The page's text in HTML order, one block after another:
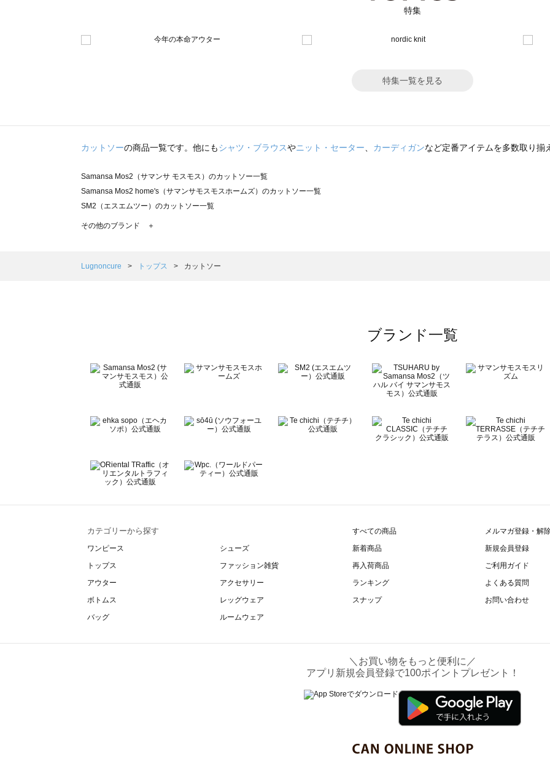
特集
特集一覧を見る
カットソーの商品一覧です。他にもシャツ・ブラウスやニット・セーター カーディガンなど定番アイテムを多数取り揃
Samansa Mos2（サマンサ モスモス）のカットソー一覧
Samansa Mos2 home's（サマンサモスモスホームズ）のカットソー一覧
SM2（エスエムツー）のカットソー一覧
TSUHARU by Samansa Mos2（ツハルバイサマンサモスモス）のカットソー一覧
Samansa Mos2 Lagom（サマンサモスモス ラーゴム）のカットソー一覧
BETTY'S BLUE（べティーズブルー）のカットソー一覧
Wpc.（ワールドパーティー）のカットソー一覧
その他のブランド ＋
Lugnoncure トップス カットソー
ブランド一覧
カテゴリーから探す
ワンピース
トップス
アウター
ボトムス
バッグ
シューズ
ファッション雑貨
アクセサリー
レッグウェア
ルームウェア
すべての商品
新着商品
再入荷商品
ランキング
スナップ
メルマガ登録・解
新規会員登録
ご利用ガイド
よくある質問
お問い合わせ
＼お買い物をもっと便利に／
アプリ新規会員登録で100ポイントプレゼント！